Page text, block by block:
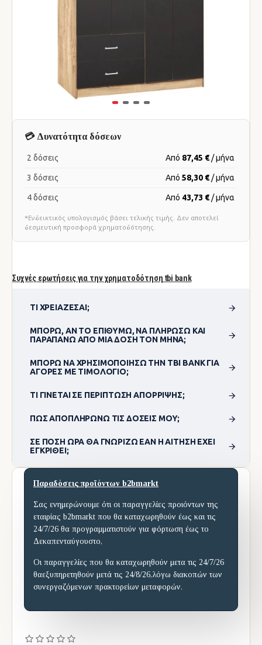
Συχνές ερωτήσεις για την χρηματοδότηση tbi bank
ΤΙ ΧΡΕΙΆΖΕΣΑΙ;
ΜΠΟΡΏ, ΑΝ ΤΟ ΕΠΙΘΥΜΏ, ΝΑ ΠΛΗΡΏΣΩ ΚΑΙ
ΠΑΡΑΠΆΝΩ ΑΠΌ ΜΊΑ ΔΌΣΗ ΤΟΝ ΜΉΝΑ;
ΜΠΟΡΏ ΝΑ ΧΡΗΣΙΜΟΠΟΊΗΣΩ ΤΗΝ TBI BANK ΓΙΑ
ΑΓΟΡΈΣ ΜΕ ΤΙΜΟΛΌΓΙΟ;
ΤΙ ΓΊΝΕΤΑΙ ΣΕ ΠΕΡΊΠΤΩΣΗ ΑΠΌΡΡΙΨΗΣ;
ΠΏΣ ΑΠΟΠΛΗΡΏΝΩ ΤΙΣ ΔΌΣΕΙΣ ΜΟΥ;
ΣΕ ΠΌΣΗ ΏΡΑ ΘΑ ΓΝΩΡΊΖΩ ΕΆΝ Η ΑΊΤΗΣΗ ΈΧΕΙ
ΕΓΚΡΙΘΕΊ;
💳 Δυνατότητα δόσεων
2 δόσεις Από 87,45 € / μήνα
3 δόσεις Από 58,30 € / μήνα
4 δόσεις Από 43,73 € / μήνα
*Ενδεικτικός υπολογισμός βάσει τελικής τιμής. Δεν αποτελεί
δεσμευτική προσφορά χρηματοδότησης.
Παραδόσεις προϊόντων b2bmarkt
Σας ενημερώνουμε ότι οι παραγγελίες προιόντων της
εταιρίας b2bmarkt που θα καταχωρηθούν έως και τις
24/7/26 θα προγραμματιστούν για φόρτωση έως το
Δεκαπενταύγουστο,
Οι παραγγελίες που θα καταχωρηθούν μετα τις 24/7/26
θαεξυπηρετηθούν μετά τις 24/8/26,λόγω διακοπών των
συνεργαζόμενων πρακτορείων μεταφορών.